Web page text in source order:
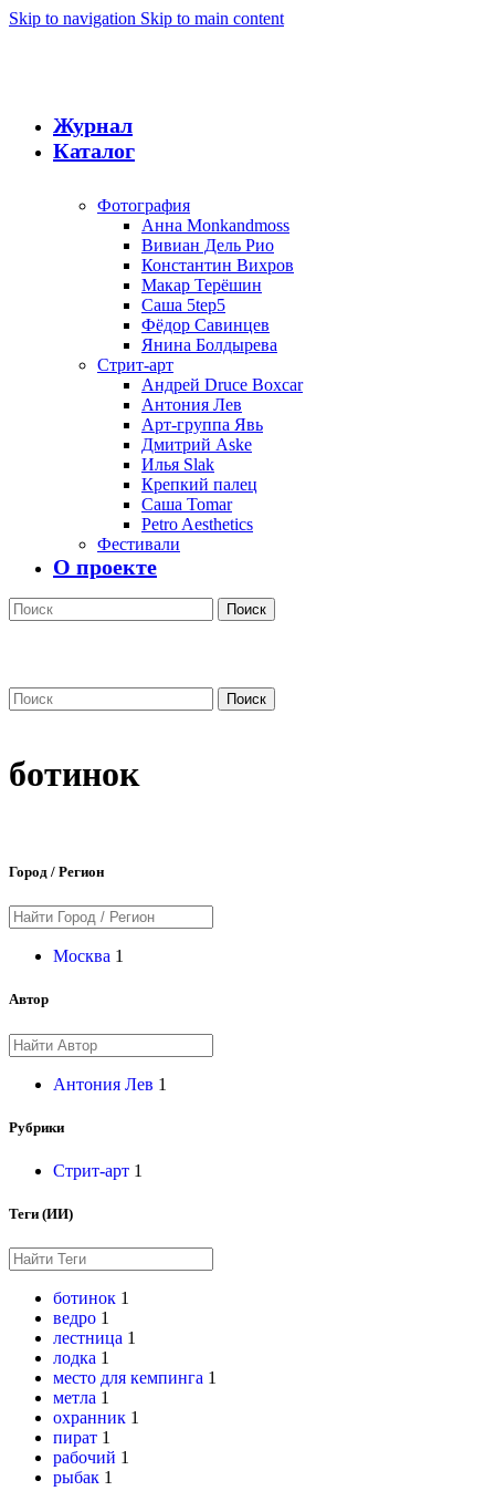
Skip to navigation Skip to main content
Журнал
Каталог
Фотография
Анна Monkandmoss
Вивиан Дель Рио
Константин Вихров
Макар Терёшин
Саша 5tep5
Фёдор Савинцев
Янина Болдырева
Стрит-арт
Андрей Druce Boxcar
Антония Лев
Арт-группа Явь
Дмитрий Aske
Илья Slak
Крепкий палец
Саша Tomar
Petro Aesthetics
Фестивали
О проекте
Поиск
Поиск
ботинок
Город / Регион
Москва 1
Автор
Антония Лев 1
Рубрики
Стрит-арт 1
Теги (ИИ)
ботинок 1
ведро 1
лестница 1
лодка 1
место для кемпинга 1
метла 1
охранник 1
пират 1
рабочий 1
рыбак 1